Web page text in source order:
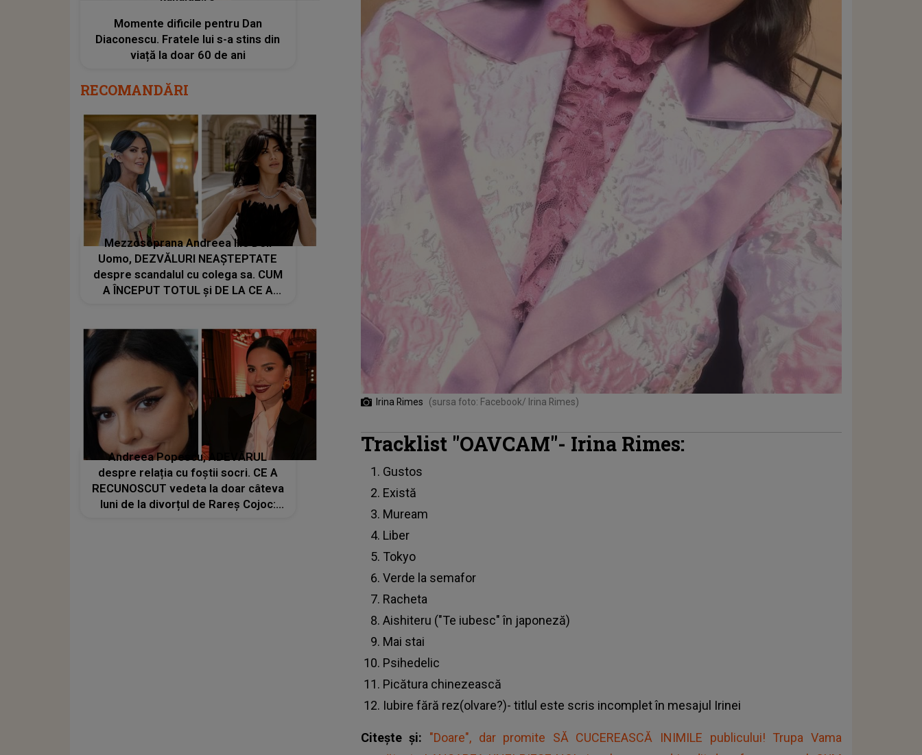
Irina Rimes (sursa foto: Facebook/ Irina Rimes)
Tracklist "OAVCAM"- Irina Rimes:
Gustos
Există
Muream
Liber
Tokyo
Verde la semafor
Racheta
Aishiteru ("Te iubesc" în japoneză)
Mai stai
Psihedelic
Picătura chinezească
Iubire fără rez(olvare?)- titlul este scris incomplet în mesajul Irinei
Citește și: "Doare", dar promite SĂ CUCEREASCĂ INIMILE publicului! Trupa Vama
Momente dificile pentru Dan
Diaconescu. Fratele lui s-a stins din
viață la doar 60 de ani
RECOMANDĂRI
Mezzosoprana Andreea Ilie Dell
Uomo, DEZVĂLURI NEAȘTEPTATE
despre scandalul cu colega sa. CUM
A ÎNCEPUT TOTUL și DE LA CE A
Andreea Popescu, ADEVĂRUL
despre relația cu foștii socri. CE A
RECUNOSCUT vedeta la doar câteva
luni de la divorțul de Rareș Cojoc: